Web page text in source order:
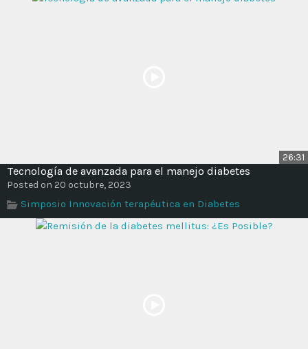
26:31
Tecnología de avanzada para el manejo diabetes
Posted on 20 octubre, 2023
Simposio Innovación terapéutica en Diabetes